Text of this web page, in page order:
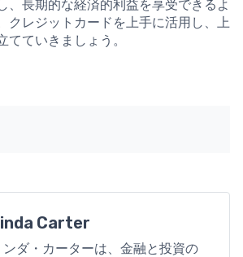
、長期的な経済的利益を享受できるよ
クレジットカードを上手に活用し、上
ていきましょう。
Carter
ンダ・カーターは、金融と投資の